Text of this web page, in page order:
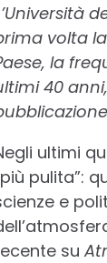
volta
la
40
ultimi
pulita”:
e
su